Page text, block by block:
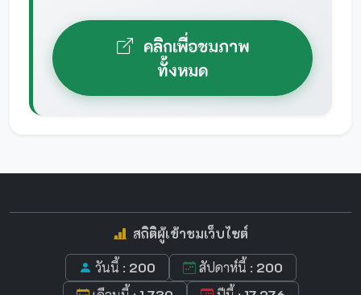
คลิกเพื่อชมภาพ
ทั้งหมด
สถิติผู้เข้าชมเว็บไซต์
วันนี้ : 200 สัปดาห์นี้ : 200